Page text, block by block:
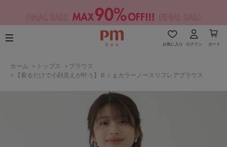
お気に入り ログイン カート
ホーム > トップス > ブラウス
>
【着るだけで小顔見えが叶う】Ｂｉｇカラーノースリフレアブラウス